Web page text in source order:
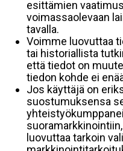
esittämien
voimassaolevaan
tavalla.
Voimme luovuttaa
tai historiallista
että tiedot on
tiedon kohde ei
Jos käyttäjä on
suostumuksensa
luovuttaa tarkoin